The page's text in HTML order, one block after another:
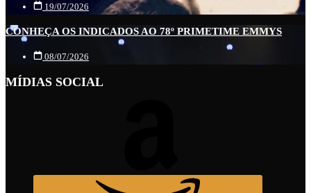
19/07/2026
CONHEÇA OS INDICADOS AO 78º PRIMETIME EMMYS
08/07/2026
MÍDIAS SOCIAL